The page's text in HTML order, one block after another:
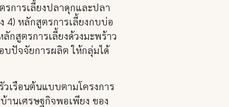
การเลี้ยงปลาดุกและปลา
4) หลักสูตรการเลี้ยงกบบ่อ
สูตรการเลี้ยงด้วงมะพร้าว
บปัจจัยการผลิต ให้กลุ่มได้
เรือนต้นแบบตามโครงการ
นเศรษฐกิจพอเพียง ของ